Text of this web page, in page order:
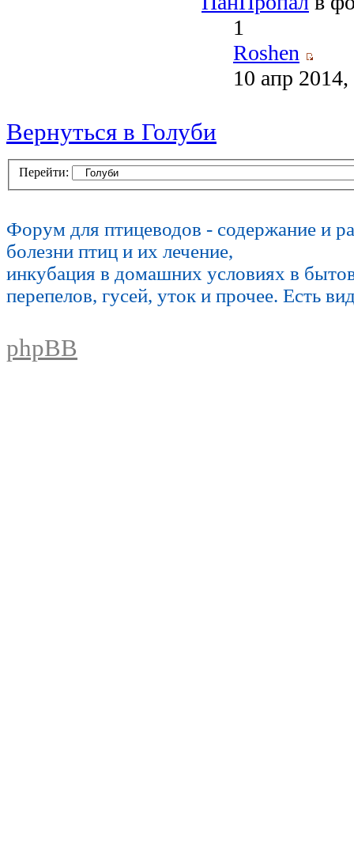
1
Roshen
10 апр
Вернуться в Голуби
Перейти:
Форум для птицеводов - содержание и
болезни птиц и их лечение,
инкубация в домашних условиях в
перепелов, гусей, уток и прочее. Есть
phpBB